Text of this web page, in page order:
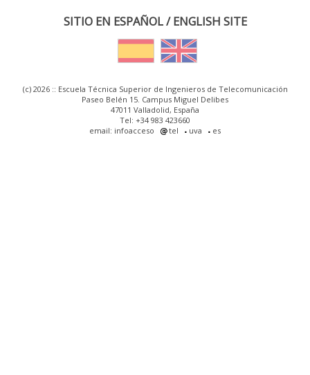
SITIO EN ESPAÑOL / ENGLISH SITE
(c) 2026 :: Escuela Técnica Superior de Ingenieros de Telecomunicación
Paseo Belén 15. Campus Miguel Delibes
47011 Valladolid, España
Tel: +34 983 423660
email: infoacceso
tel uva es